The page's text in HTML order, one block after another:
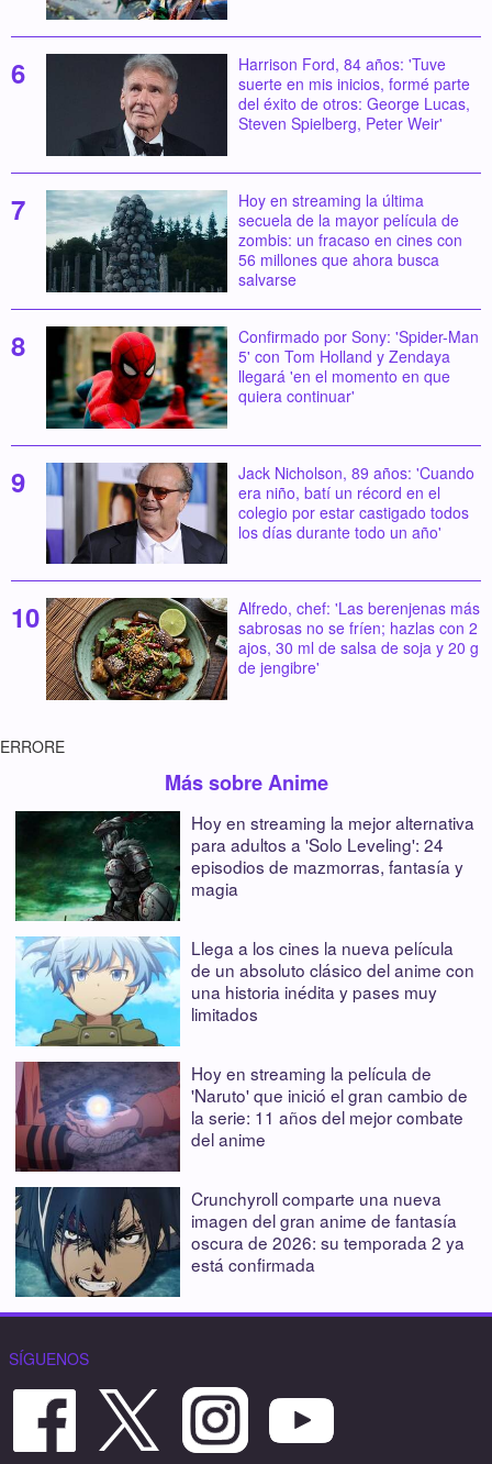
Harrison Ford, 84 años: 'Tuve
suerte en mis inicios, formé parte
del éxito de otros: George Lucas,
Steven Spielberg, Peter Weir'
Hoy en streaming la última
secuela de la mayor película de
zombis: un fracaso en cines con
56 millones que ahora busca
salvarse
Confirmado por Sony: 'Spider-Man
5' con Tom Holland y Zendaya
llegará 'en el momento en que
quiera continuar'
Jack Nicholson, 89 años: 'Cuando
era niño, batí un récord en el
colegio por estar castigado todos
los días durante todo un año'
Alfredo, chef: 'Las berenjenas más
sabrosas no se fríen; hazlas con 2
ajos, 30 ml de salsa de soja y 20 g
de jengibre'
ERRORE
Más sobre Anime
Hoy en streaming la mejor alternativa
para adultos a 'Solo Leveling': 24
episodios de mazmorras, fantasía y
magia
Llega a los cines la nueva película
de un absoluto clásico del anime con
una historia inédita y pases muy
limitados
Hoy en streaming la película de
'Naruto' que inició el gran cambio de
la serie: 11 años del mejor combate
del anime
Crunchyroll comparte una nueva
imagen del gran anime de fantasía
oscura de 2026: su temporada 2 ya
está confirmada
SÍGUENOS